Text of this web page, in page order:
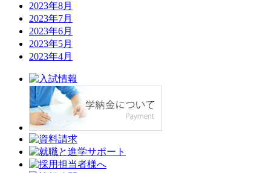
2023年8月
2023年7月
2023年6月
2023年5月
2023年4月